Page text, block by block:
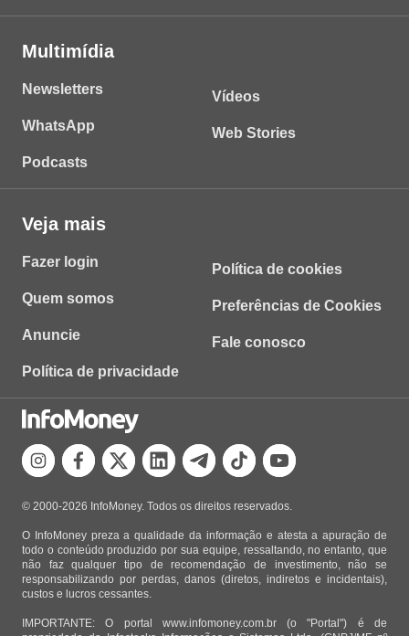
Multimídia
Newsletters
WhatsApp
Podcasts
Vídeos
Web Stories
Veja mais
Fazer login
Quem somos
Anuncie
Política de privacidade
Política de cookies
Preferências de Cookies
Fale conosco
© 2000-2026 InfoMoney. Todos os direitos reservados.
O InfoMoney preza a qualidade da informação e atesta a apuração de
todo o conteúdo produzido por sua equipe, ressaltando, no entanto, que
não faz qualquer tipo de recomendação de investimento, não se
responsabilizando por perdas, danos (diretos, indiretos e incidentais),
custos e lucros cessantes.
IMPORTANTE: O portal www.infomoney.com.br (o "Portal") é de